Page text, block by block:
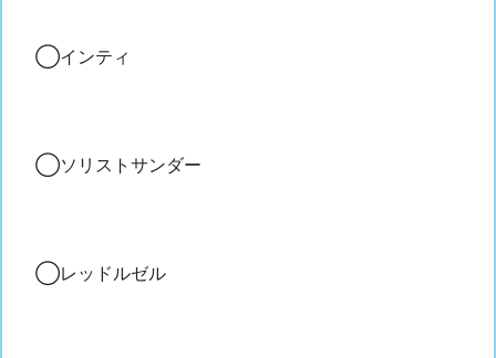
◯インティ
◯ソリストサンダー
◯レッドルゼル